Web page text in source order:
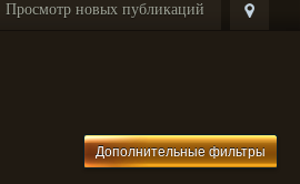
Просмотр новых публикаций
Дополнительные фильтры